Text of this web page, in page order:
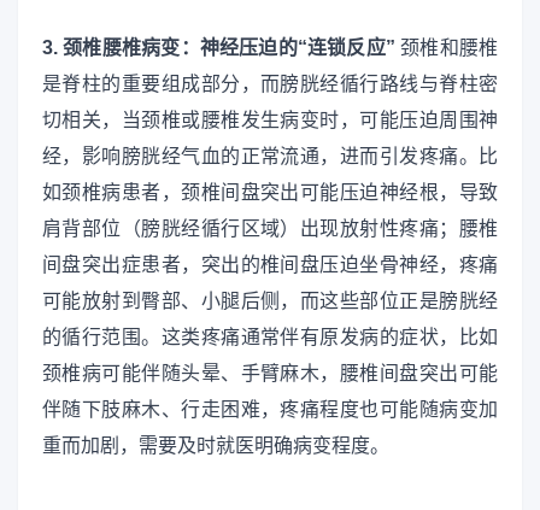
3. 颈椎腰椎病变：神经压迫的“连锁反应” 颈椎和腰椎
是脊柱的重要组成部分，而膀胱经循行路线与脊柱密
切相关，当颈椎或腰椎发生病变时，可能压迫周围神
经，影响膀胱经气血的正常流通，进而引发疼痛。比
如颈椎病患者，颈椎间盘突出可能压迫神经根，导致
肩背部位（膀胱经循行区域）出现放射性疼痛；腰椎
间盘突出症患者，突出的椎间盘压迫坐骨神经，疼痛
可能放射到臀部、小腿后侧，而这些部位正是膀胱经
的循行范围。这类疼痛通常伴有原发病的症状，比如
颈椎病可能伴随头晕、手臂麻木，腰椎间盘突出可能
伴随下肢麻木、行走困难，疼痛程度也可能随病变加
重而加剧，需要及时就医明确病变程度。